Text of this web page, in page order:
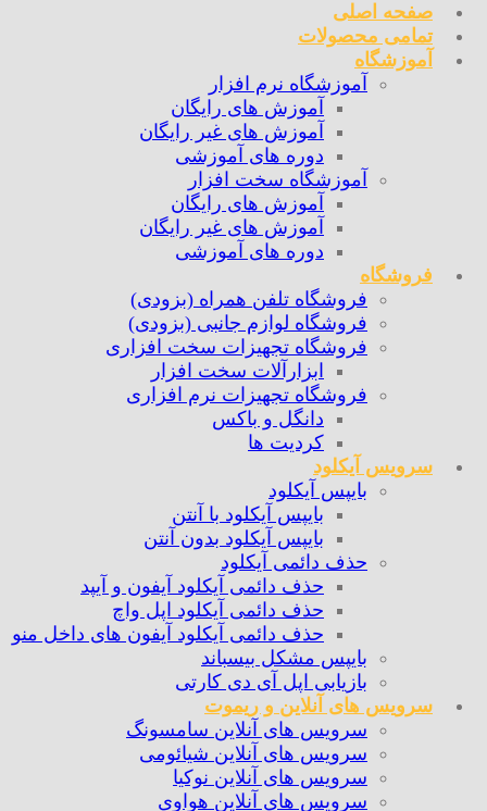
صفحه اصلی
تمامی محصولات
آموزشگاه
آموزشگاه نرم افزار
آموزش های رایگان
آموزش های غیر رایگان
دوره های آموزشی
آموزشگاه سخت افزار
آموزش های رایگان
آموزش های غیر رایگان
دوره های آموزشی
فروشگاه
فروشگاه تلفن همراه (بزودی)
فروشگاه لوازم جانبی (بزودی)
فروشگاه تجهیزات سخت افزاری
ابزارآلات سخت افزار
فروشگاه تجهیزات نرم افزاری
دانگل و باکس
کردیت ها
سرویس آیکلود
بایپس آیکلود
بایپس آیکلود با آنتن
بایپس آیکلود بدون آنتن
حذف دائمی آیکلود
حذف دائمی آیکلود آیفون و آیپد
حذف دائمی آیکلود اپل واچ
حذف دائمی آیکلود آیفون های داخل منو
بایپس مشکل بیسباند
بازیابی اپل آی دی کارتی
سرویس های آنلاین و ریموت
سرویس های آنلاین سامسونگ
سرویس های آنلاین شیائومی
سرویس های آنلاین نوکیا
سرویس های آنلاین هواوی